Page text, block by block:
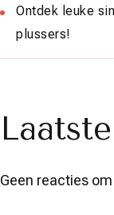
Ontdek leuke
plussers!
Geen reacties